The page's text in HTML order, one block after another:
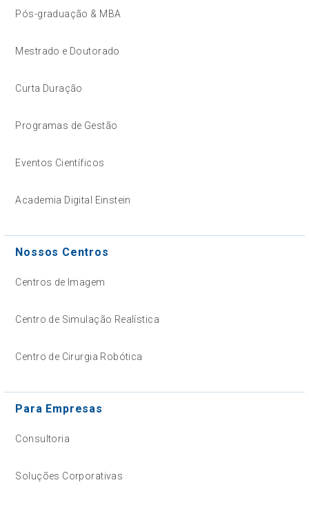
Pós-graduação & MBA
Mestrado e Doutorado
Curta Duração
Programas de Gestão
Eventos Científicos
Academia Digital Einstein
Nossos Centros
Centros de Imagem
Centro de Simulação Realística
Centro de Cirurgia Robótica
Para Empresas
Consultoria
Soluções Corporativas